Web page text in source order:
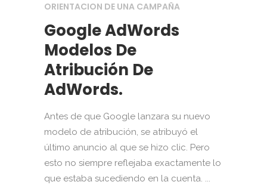
ORIENTACION DE UNA CAMPAÑA
Google AdWords
Modelos De
Atribución De
AdWords.
Antes de que Google lanzara su nuevo
modelo de atribución, se atribuyó el
último anuncio al que se hizo clic. Pero
esto no siempre reflejaba exactamente lo
que estaba sucediendo en la cuenta. ...